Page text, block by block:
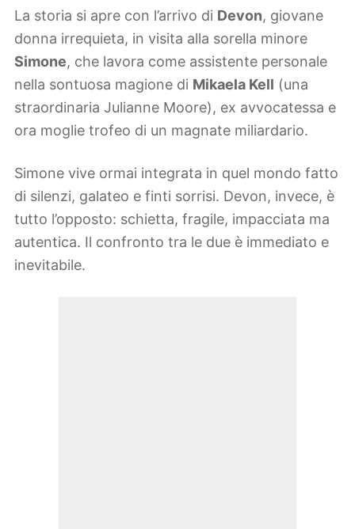
La storia si apre con l’arrivo di Devon, giovane
donna irrequieta, in visita alla sorella minore
Simone, che lavora come assistente personale
nella sontuosa magione di Mikaela Kell (una
straordinaria Julianne Moore), ex avvocatessa e
ora moglie trofeo di un magnate miliardario.
Simone vive ormai integrata in quel mondo fatto
di silenzi, galateo e finti sorrisi. Devon, invece, è
tutto l’opposto: schietta, fragile, impacciata ma
autentica. Il confronto tra le due è immediato e
inevitabile.